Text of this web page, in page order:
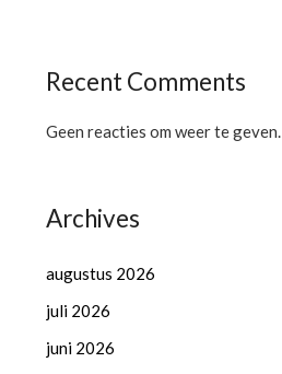
Recent Comments
Geen reacties om weer te geven.
Archives
augustus 2026
juli 2026
juni 2026